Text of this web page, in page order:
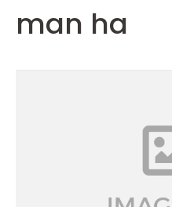
man ha